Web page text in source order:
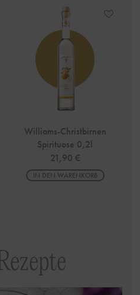
war: 46,90 €
Preis ist: 35,90 €.
Williams-Christbirnen
Spirituose 0,2l
21,90 €
IN DEN WARENKORB